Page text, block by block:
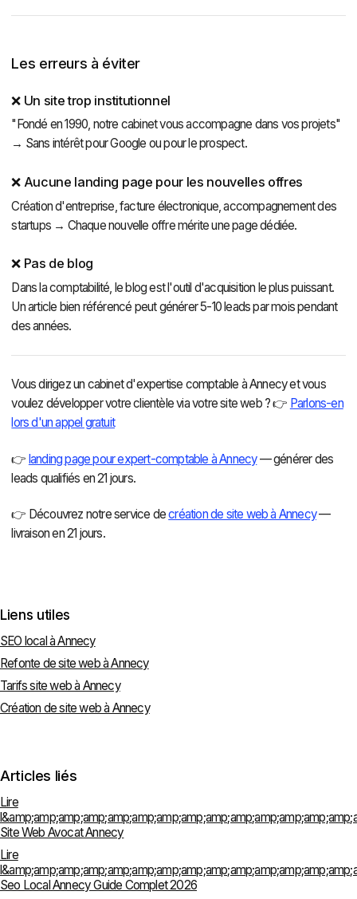
Les erreurs à éviter
❌ Un site trop institutionnel
"Fondé en 1990, notre cabinet vous accompagne dans vos projets"
→ Sans intérêt pour Google ou pour le prospect.
❌ Aucune landing page pour les nouvelles offres
Création d'entreprise, facture électronique, accompagnement des
startups → Chaque nouvelle offre mérite une page dédiée.
❌ Pas de blog
Dans la comptabilité, le blog est l'outil d'acquisition le plus puissant.
Un article bien référencé peut générer 5-10 leads par mois pendant
des années.
Vous dirigez un cabinet d'expertise comptable à Annecy et vous
voulez développer votre clientèle via votre site web ? 👉 Parlons-en
lors d'un appel gratuit
👉 landing page pour expert-comptable à Annecy— générer des
leads qualifiés en 21 jours.
👉 Découvrez notre service decréation de site web à Annecy—
livraison en 21 jours.
Liens utiles
SEO local à Annecy
Refonte de site web à Annecy
Tarifs site web à Annecy
Création de site web à Annecy
Articles liés
Lire
Site Web Avocat Annecy
Lire
Seo Local Annecy Guide Complet 2026